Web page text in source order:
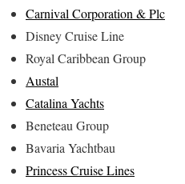
Carnival Corporation & Plc
Disney Cruise Line
Royal Caribbean Group
Austal
Catalina Yachts
Beneteau Group
Bavaria Yachtbau
Princess Cruise Lines